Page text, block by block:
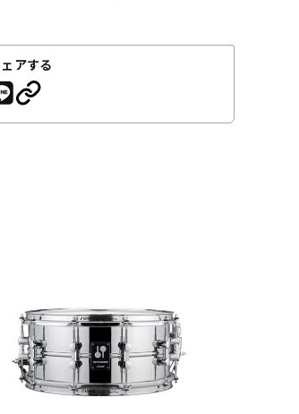
アする